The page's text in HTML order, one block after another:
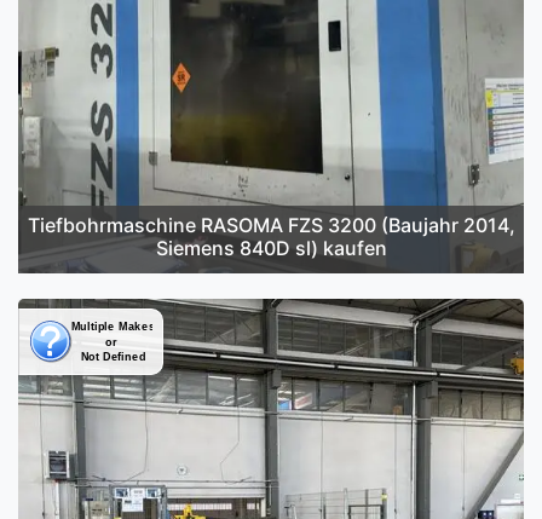
Tiefbohrmaschine RASOMA FZS 3200 (Baujahr 2014,
Siemens 840D sl) kaufen